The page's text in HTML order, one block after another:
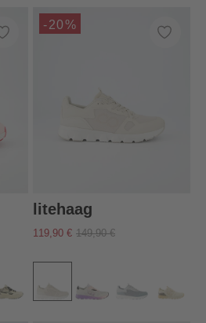
-20%
litehaag
119,90 € 149,90 €